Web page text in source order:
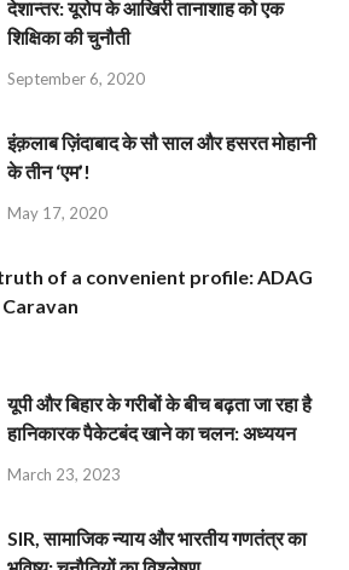
देशान्‍तर: यूरोप के आखिरी तानाशाह को एक
शिक्षिका की चुनौती
September 6, 2020
इंक़लाब ज़िंदाबाद के सौ साल और हसरत मोहानी
के तीन ‘एम’!
May 17, 2020
of a convenient profile: ADAG
यूपी और बिहार के गरीबों के बीच बढ़ता जा रहा है
हानिकारक पैकेटबंद खाने का चलन: अध्ययन
March 23, 2023
SIR, सामाजिक न्याय और भारतीय गणतंत्र का